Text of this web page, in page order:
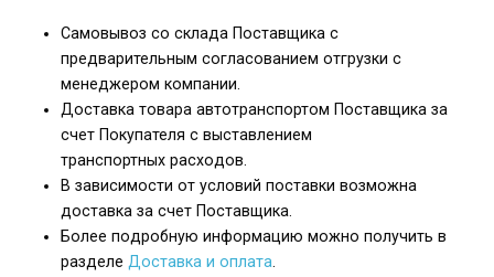
Самовывоз со склада Поставщика с
предварительным согласованием отгрузки с
менеджером компании.
Доставка товара автотранспортом Поставщика за
счет Покупателя с выставлением
транспортных расходов.
В зависимости от условий поставки возможна
доставка за счет Поставщика.
Более подробную информацию можно получить в
разделе Доставка и оплата